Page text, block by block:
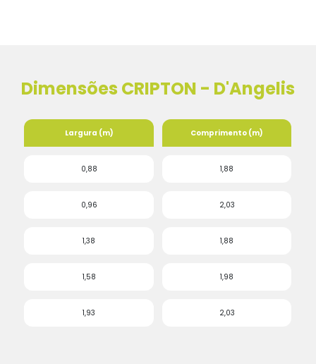
Dimensões CRIPTON - D'Angelis
Largura (m) Comprimento (m)
0,88 1,88
0,96 2,03
1,38 1,88
1,58 1,98
1,93 2,03